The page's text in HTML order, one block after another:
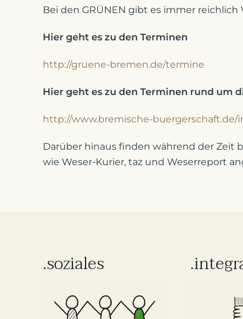
Bei den GRÜNEN gibt es immer
Hier geht es zu den Terminen
http://gruene-bremen.de/termine
Hier geht es zu den Terminen rund um
http://www.bremische-buergerschaft.de/
Darüber hinaus finden während der Zeit
wie Weser-Kurier, taz und Weserreport
.soziales